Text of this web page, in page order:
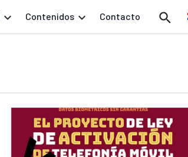
Contenidos Contacto